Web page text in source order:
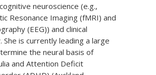
neuroscience (e.g.,
Resonance Imaging (fMRI) and
(EEG)) and clinical
She is currently leading a large
the neural basis of
and Attention Deficit